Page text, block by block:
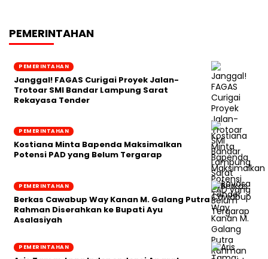
PEMERINTAHAN
PEMERINTAHAN
Janggal! FAGAS Curigai Proyek Jalan-
Trotoar SMI Bandar Lampung Sarat
Rekayasa Tender
PEMERINTAHAN
Kostiana Minta Bapenda Maksimalkan
Potensi PAD yang Belum Tergarap
PEMERINTAHAN
Berkas Cawabup Way Kanan M. Galang Putra
Rahman Diserahkan ke Bupati Ayu
Asalasiyah
PEMERINTAHAN